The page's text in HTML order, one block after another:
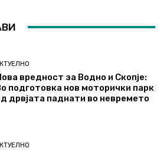
вредност за Водно и Скопје:
подготовка нов моторички парк
дрвјата паднати во невремето